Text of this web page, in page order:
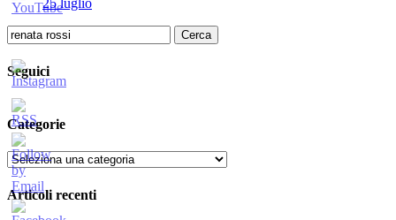
25 luglio
Ricerca
per:
Seguici
Categorie
Categorie
Articoli recenti